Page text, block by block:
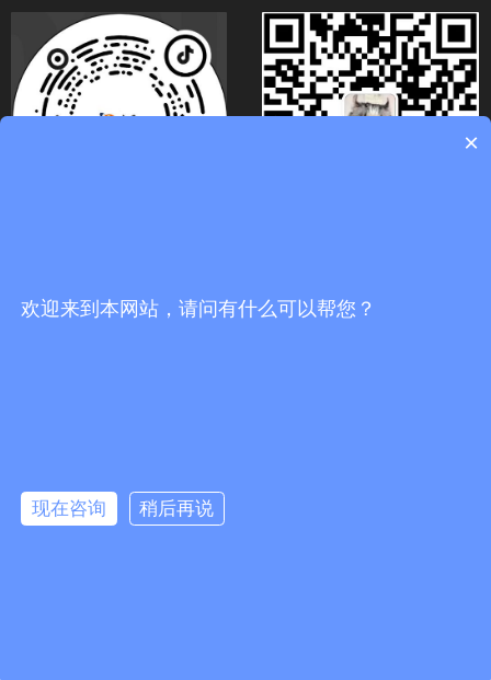
网站地图：防爆数字对讲机_车载台中继台_无线对讲系统代理商-佛山市海川通电
子科技有限公司
×
欢迎来到本网站，请问有什么可以帮您？
现在咨询 稍后再说